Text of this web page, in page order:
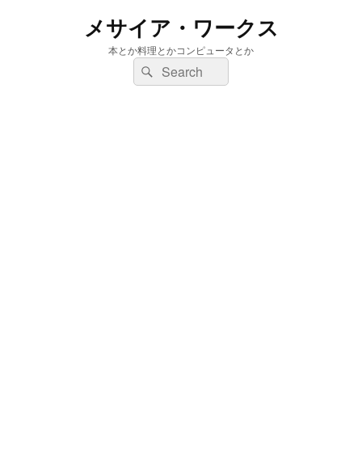
メサイア・ワークス
本とか料理とかコンピュータとか
検
索:
検
索